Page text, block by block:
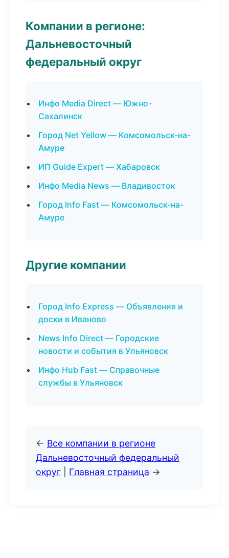
Компании в регионе:
Дальневосточный
федеральный округ
Инфо Media Direct — Южно-
Сахалинск
Город Net Yellow — Комсомольск-на-
Амуре
ИП Guide Expert — Хабаровск
Инфо Media News — Владивосток
Город Info Fast — Комсомольск-на-
Амуре
Другие компании
Город Info Express — Объявления и
доски в Иваново
News Info Direct — Городские
новости и события в Ульяновск
Инфо Hub Fast — Справочные
службы в Ульяновск
← Все компании в регионе
Дальневосточный федеральный
округ
Главная страница →